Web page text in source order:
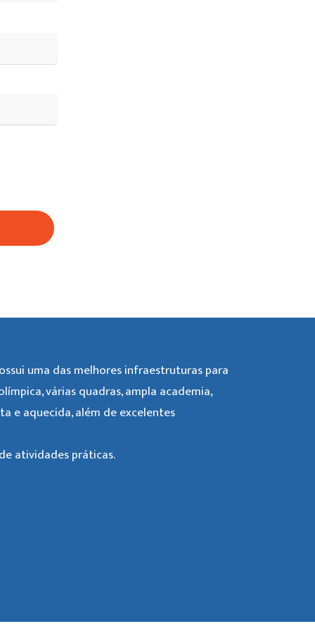
uma das melhores infraestruturas para
várias quadras, ampla academia,
e aquecida, além de excelentes
atividades práticas.